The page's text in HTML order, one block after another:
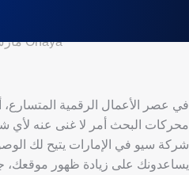
ayaOn مارس 4, 2026
في عصر الأعمال الرقمية
محركات البحث أمر لا غنى عنه لأي
شركة سيو في الإمارات يتيح لك
يساعدونك على زيادة ظهور موقعك،